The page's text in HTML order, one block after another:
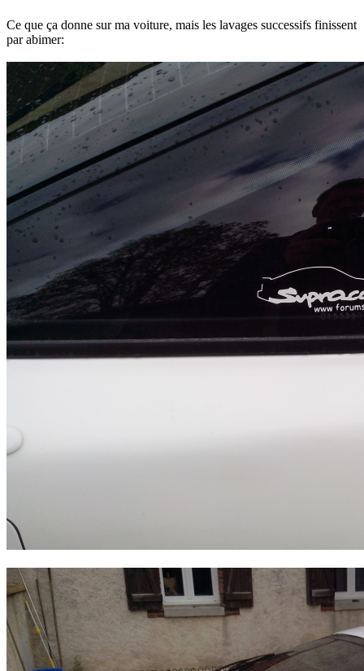
Ce que ça donne sur ma voiture, mais les lavages successifs finissent
par abimer: